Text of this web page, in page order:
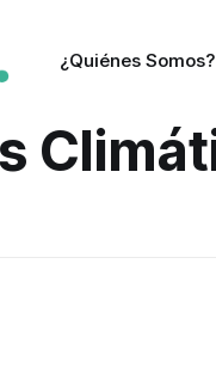
¿Quiénes Somos?